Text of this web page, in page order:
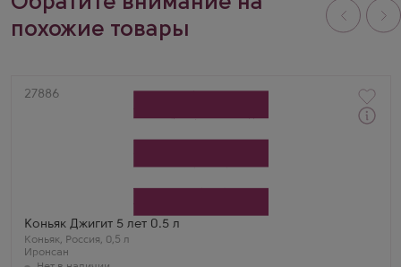
похожие товары
Артикул
27886
Коньяк Джигит 5 лет 0.5 л
Коньяк, Россия, 0,5 л
Иронсан
Регион
Южная Осетия
Выдержка
5 лет